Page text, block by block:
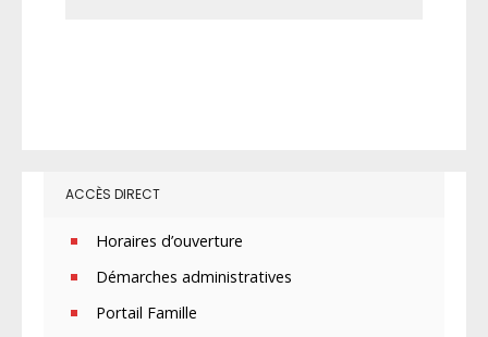
ACCÈS DIRECT
Horaires d’ouverture
Démarches administratives
Portail Famille